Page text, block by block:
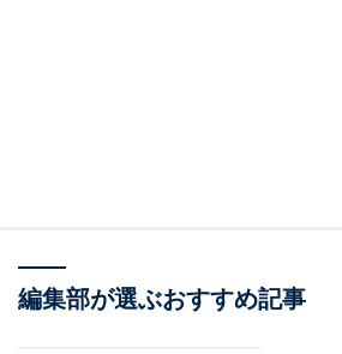
編集部が選ぶおすすめ記事